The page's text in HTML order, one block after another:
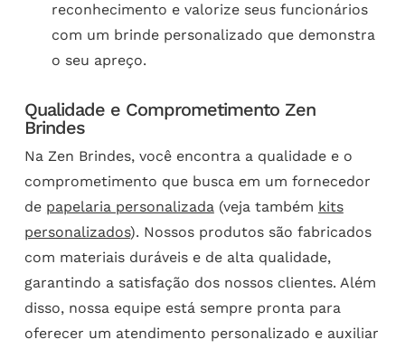
reconhecimento e valorize seus funcionários
com um brinde personalizado que demonstra
o seu apreço.
Qualidade e Comprometimento Zen
Brindes
Na Zen Brindes, você encontra a qualidade e o
comprometimento que busca em um fornecedor
de papelaria personalizada(veja também kits
personalizados). Nossos produtos são fabricados
com materiais duráveis e de alta qualidade,
garantindo a satisfação dos nossos clientes. Além
disso, nossa equipe está sempre pronta para
oferecer um atendimento personalizado e auxiliar